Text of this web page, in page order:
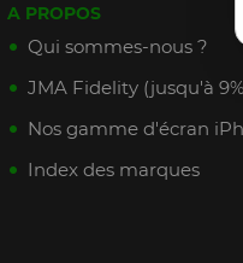
A PROPOS
Qui sommes-nous ?
JMA Fidelity (jusqu'à
Nos gamme d'écran
Index des marques